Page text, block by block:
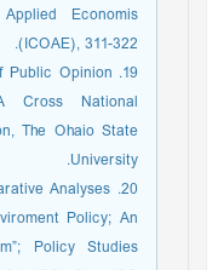
Economis
(ICOAE), 311-322.
Public Opinion
Cross National
The Ohaio State
University.
Analyses
Policy; An
Policy Studies